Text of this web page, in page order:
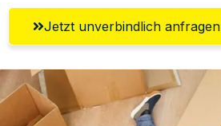
Jetzt unverbindlich anfragen